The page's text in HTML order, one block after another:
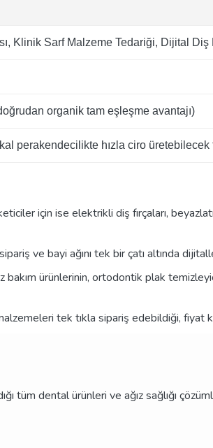
Klinik Sarf Malzeme Tedariği, Dijital Diş
organik tam eşleşme avantajı)
perakendecilikte hızla ciro üretebilecek
için ise elektrikli diş fırçaları,
ve bayi ağını tek bir çatı altında
bakım ürünlerinin, ortodontik plak
tek tıkla sipariş edebildiği, fiyat
tüm dental ürünleri ve ağız sağlığı